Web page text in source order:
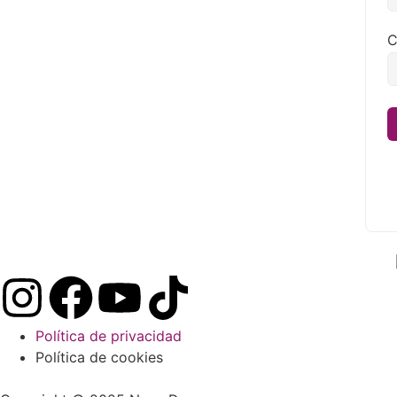
Política de privacidad
Política de cookies